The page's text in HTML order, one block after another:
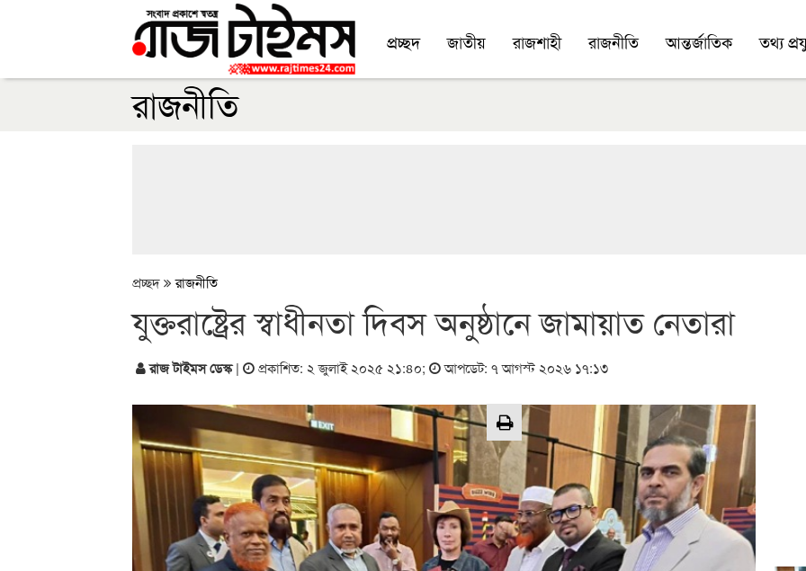
প্রচ্ছদ জাতীয় রাজশাহী রাজনীতি আন্তর্জাতিক তথ্য
রাজনীতি
প্রচ্ছদ রাজনীতি
যুক্তরাষ্ট্রের স্বাধীনতা দিবস অনুষ্ঠানে জামায়াত নেতারা
রাজ টাইমস ডেস্ক| প্রকাশিত: ২ জুলাই ২০২৫ ২১:৪০; আপডেট: ৭ আগস্ট ২০২৬ ১৭:১৩